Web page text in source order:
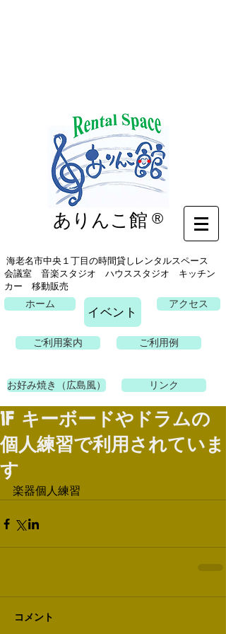
イベント
ありんこ館 ®
海老名市中央１丁目の時間貸しレンタルスペース
会議室 音楽スタジオ ハウススタジオ キッチン
カー 移動販売
ホーム
イベント
アクセス
ご利用案内 ご利用例
お好み焼き（広島風） リンク
1F キーボードやドラムの
個人練習で利用されていま
す
楽器個人練習
コメント